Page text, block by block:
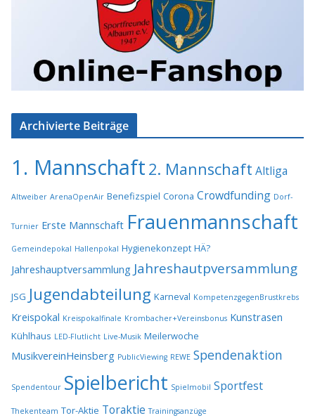
Archivierte Beiträge
1. Mannschaft 2. Mannschaft Altliga
Altweiber ArenaOpenAir Benefizspiel Corona Crowdfunding Dorf-
Turnier Erste Mannschaft Frauenmannschaft
Gemeindepokal Hallenpokal Hygienekonzept HÄ?
Jahreshauptversammlung Jahreshautpversammlung
JSG Jugendabteilung Karneval KompetenzgegenBrustkrebs
Kreispokal Kreispokalfinale Krombacher+Vereinsbonus Kunstrasen
Kühlhaus LED-Flutlicht Live-Musik Meilerwoche
MusikvereinHeinsberg PublicViewing REWE Spendenaktion
Spendentour Spielbericht Spielmobil Sportfest
Thekenteam Tor-Aktie Toraktie Trainingsanzüge